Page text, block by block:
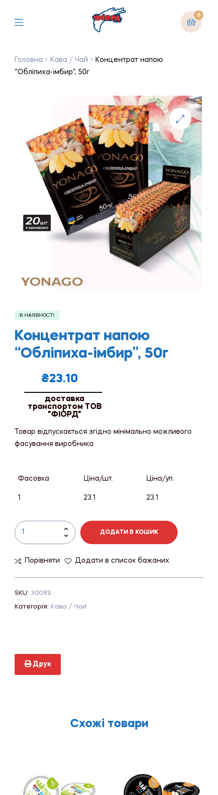
0
Головна Кава / Чай
Концентрат напою
“Обліпиха-імбир”, 50г
🔍
В НАЯВНОСТІ
Концентрат напою
“Обліпиха-імбир”, 50г
₴23.10
доставка
транспортом ТОВ
"ФІОРД"
Товар відпускається згідно мінімально можливого
фасування виробника
Фасовка Ціна/шт. Ціна/уп.
1 23.1 23.1
ДОДАТИ В КОШИК
Порівняти Додати в список бажаних
SKU: 30089
Категорія: Кава / Чай
Друк
Схожі товари